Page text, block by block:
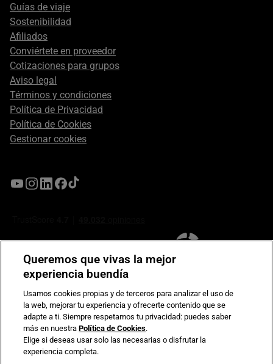
Guías de viaje
Sostenibilidad
Afiliados
Conviértete en proveedor
Cotizaciones para grupos
Aviso legal
Términos y condiciones
Política de Privacidad
Política de Cookies
Gestionar cookies
Compromiso de seguridad en pagos electrónicos
Queremos que vivas la mejor
experiencia buendía
Usamos cookies propias y de terceros para analizar el uso de
la web, mejorar tu experiencia y ofrecerte contenido que se
adapte a ti. Siempre respetamos tu privacidad: puedes saber
más en nuestraPolítica de Cookies.
Elige si deseas usar solo las necesarias o disfrutar la
experiencia completa.